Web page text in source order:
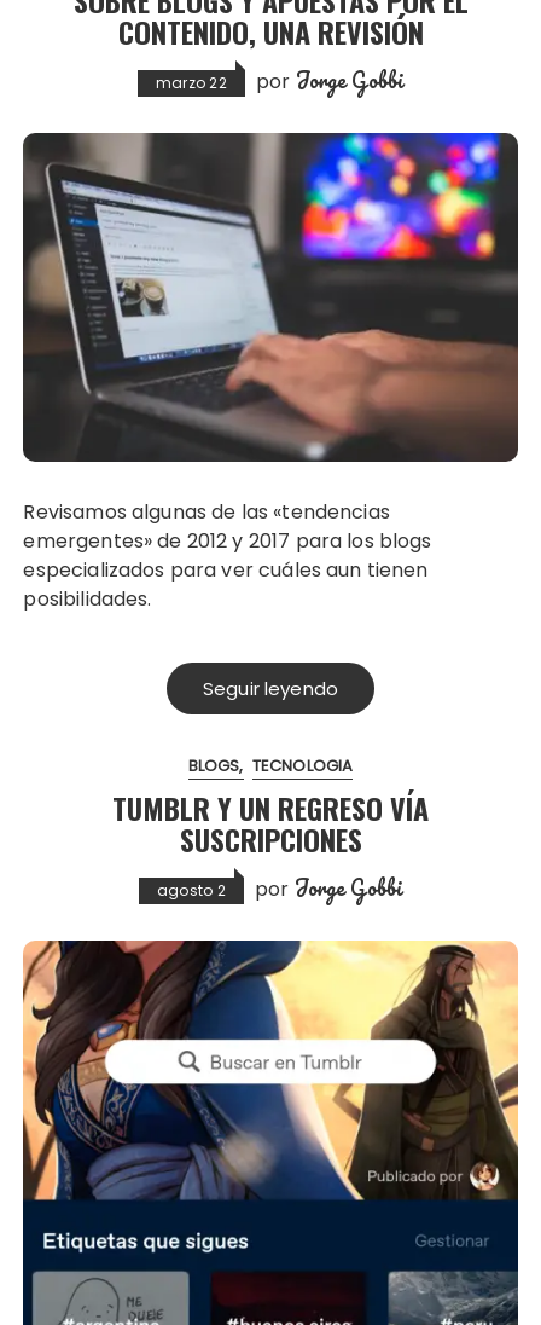
CONTENIDO, UNA REVISIÓN
marzo 22 por Jorge Gobbi
Revisamos algunas de las «tendencias
emergentes» de 2012 y 2017 para los blogs
especializados para ver cuáles aun tienen
posibilidades.
Seguir leyendo
BLOGS TECNOLOGIA
TUMBLR Y UN REGRESO VÍA
SUSCRIPCIONES
agosto 2 por Jorge Gobbi